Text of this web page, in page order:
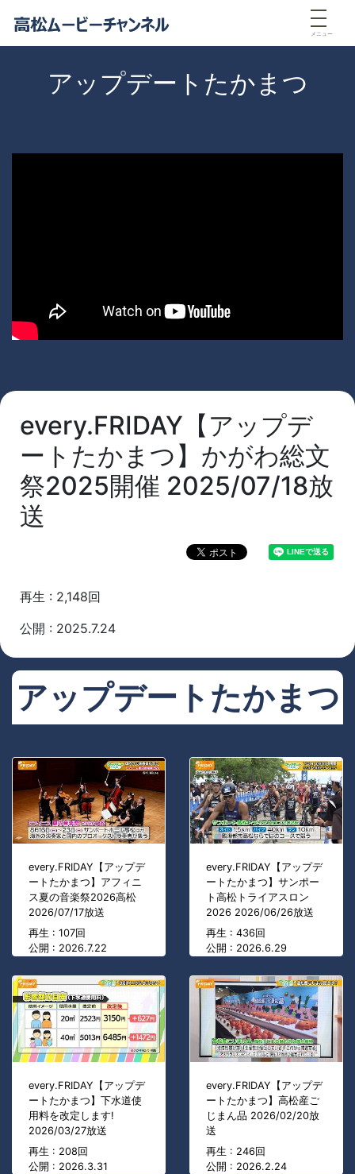
メニュー
アップデートたかまつ
every.FRIDAY【アップデ
ートたかまつ】かがわ総文
祭2025開催 2025/07/18放
送
再生 : 2,148回
公開 : 2025.7.24
アップデートたかまつ
every.FRIDAY【アップデ
ートたかまつ】アフィニ
ス夏の音楽祭2026高松
2026/07/17放送
再生 : 107回
公開 : 2026.7.22
every.FRIDAY【アップデ
ートたかまつ】サンポー
ト高松トライアスロン
2026 2026/06/26放送
再生 : 436回
公開 : 2026.6.29
every.FRIDAY【アップデ
ートたかまつ】下水道使
用料を改定します!
2026/03/27放送
再生 : 208回
公開 : 2026.3.31
every.FRIDAY【アップデ
ートたかまつ】高松産ご
じまん品 2026/02/20放
送
再生 : 246回
公開 : 2026.2.24